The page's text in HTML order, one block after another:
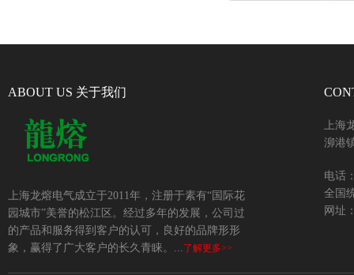
ABOUT US 关于我们
上海龙熔电气成立于2011年，注册于素有“国际花
园城市”美誉的松江区。经过多年的发展，公司过
的产品和服务得到客户的认可，良好的品牌形形
象，赢得了广大客户的长久青睐。...了解更多>>
上海
泖港
电话
全国
网址